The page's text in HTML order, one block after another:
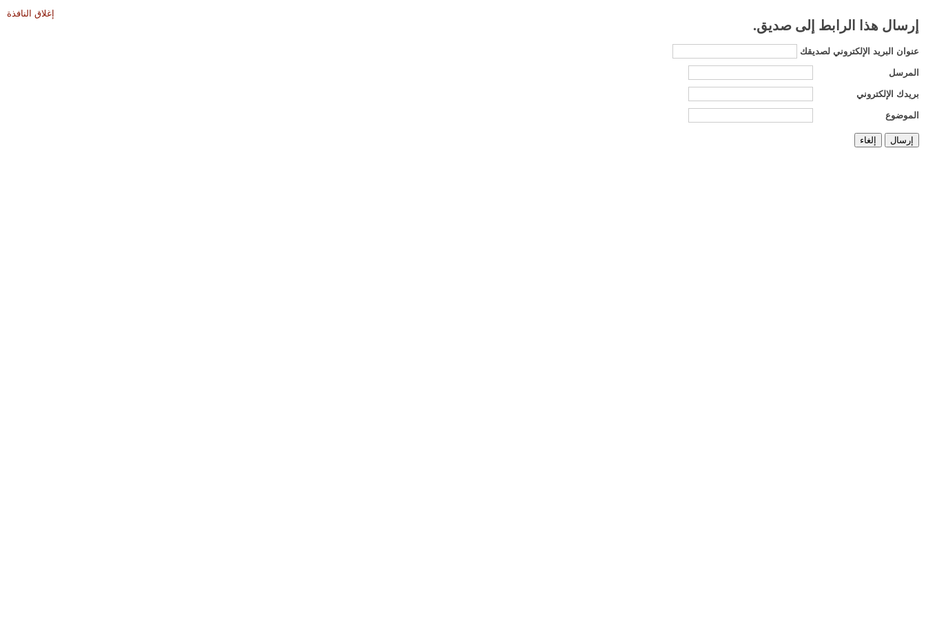
إرسال هذا الرابط إلى صديق.
إغلاق النافذة
عنوان البريد الإلكتروني لصديقك
المرسل
بريدك الإلكتروني
الموضوع
إرسال إلغاء